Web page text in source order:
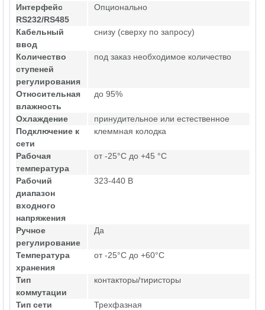
Интерфейс
RS232/RS485
Опционально
Кабельный
ввод
снизу (сверху по запросу)
Количество
ступеней
регулирования
под заказ необходимое количество
Относительная
влажность
до 95%
Охлаждение
принудительное или естественное
Подключение к
сети
клеммная колодка
Рабочая
температура
от -25°C до +45 °C
Рабочий
диапазон
входного
напряжения
323-440 В
Ручное
регулирование
Да
Температура
хранения
от -25°C до +60°C
Тип
коммутации
контакторы/тиристоры
Тип сети
Трехфазная